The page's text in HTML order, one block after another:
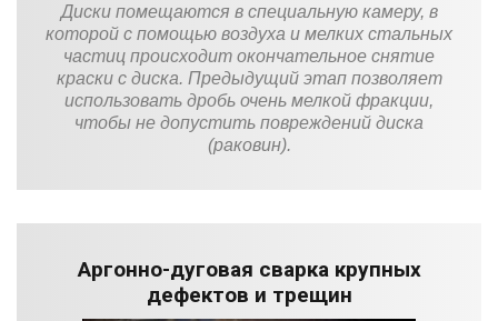
Диски помещаются в специальную камеру, в
которой с помощью воздуха и мелких стальных
частиц происходит окончательное снятие
краски с диска. Предыдущий этап позволяет
использовать дробь очень мелкой фракции,
чтобы не допустить повреждений диска
(раковин).
Аргонно-дуговая сварка крупных
дефектов и трещин